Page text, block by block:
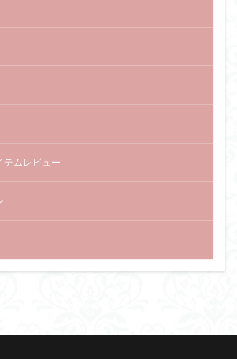
テムレビュー